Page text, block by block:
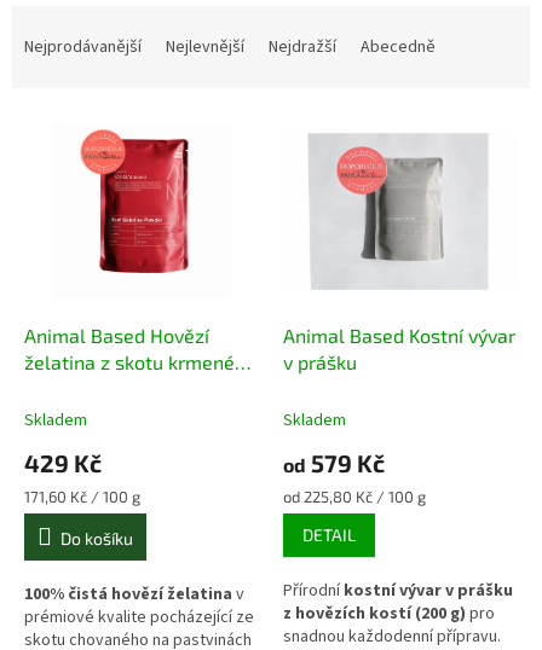
Nejprodávanější Nejlevnější Nejdražší Abecedně
Animal Based Hovězí
želatina z skotu krmeného
Skladem
429 Kč
Měrná
cena:
171,60 Kč / 100 g
Do košíku
100% čistá hovězí želatina v
prémiové kvalite pocházející ze
skotu chovaného na pastvinách
Animal Based Kostní vývar
v prášku
Skladem
od 579 Kč
Měrná
cena:
od 225,80 Kč / 100 g
DETAIL
Přírodníkostní vývar v prášku
z hovězích kostí (200 g) pro
snadnou každodenní přípravu.